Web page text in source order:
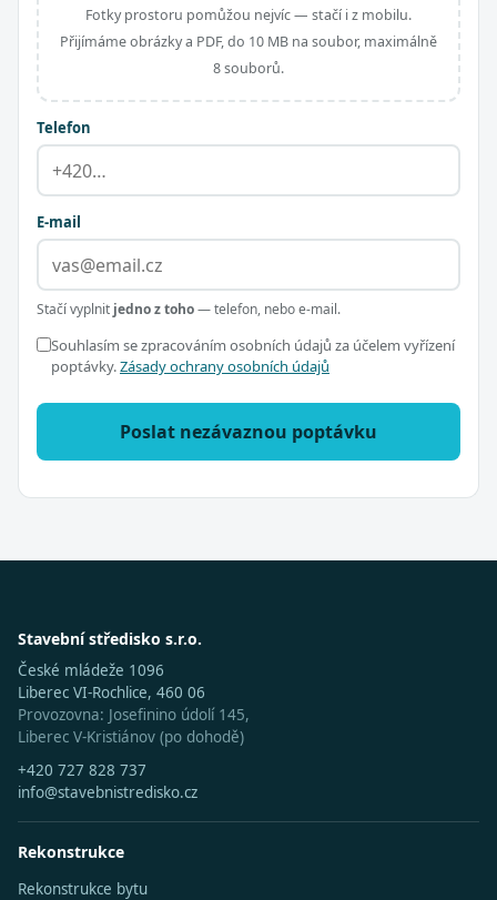
Fotky prostoru pomůžou nejvíc — stačí i z mobilu.
Přijímáme obrázky a PDF, do 10 MB na soubor, maximálně
8 souborů.
Telefon
E-mail
Stačí vyplnit jedno z toho— telefon, nebo e-mail.
Souhlasím se zpracováním osobních údajů za účelem vyřízení
poptávky.Zásady ochrany osobních údajů
Poslat nezávaznou poptávku
Stavební středisko s.r.o.
České mládeže 1096
Liberec VI-Rochlice, 460 06
Provozovna: Josefinino údolí 145,
Liberec V-Kristiánov (po dohodě)
+420 727 828 737
info@stavebnistredisko.cz
Rekonstrukce
Rekonstrukce bytu